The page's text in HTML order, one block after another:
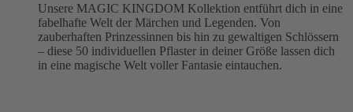
Unsere MAGIC KINGDOM Kollektion entführt dich in eine
fabelhafte Welt der Märchen und Legenden. Von
zauberhaften Prinzessinnen bis hin zu gewaltigen Schlössern
– diese 50 individuellen Pflaster in deiner Größe lassen dich
in eine magische Welt voller Fantasie eintauchen.